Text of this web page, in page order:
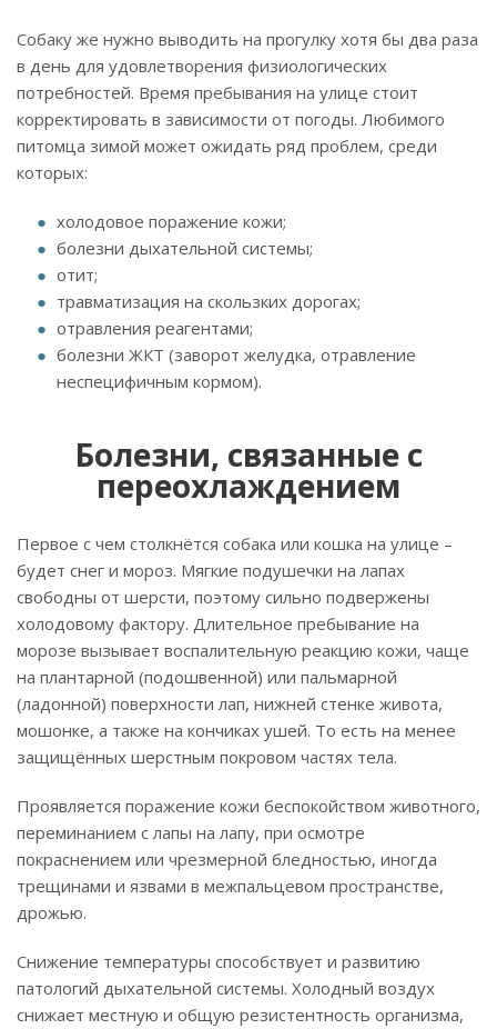
Собаку же нужно выводить на прогулку хотя бы два раза
в день для удовлетворения физиологических
потребностей. Время пребывания на улице стоит
корректировать в зависимости от погоды. Любимого
питомца зимой может ожидать ряд проблем, среди
которых:
холодовое поражение кожи;
болезни дыхательной системы;
отит;
травматизация на скользких дорогах;
отравления реагентами;
болезни ЖКТ (заворот желудка, отравление
неспецифичным кормом).
Болезни, связанные с
переохлаждением
Первое с чем столкнётся собака или кошка на улице –
будет снег и мороз. Мягкие подушечки на лапах
свободны от шерсти, поэтому сильно подвержены
холодовому фактору. Длительное пребывание на
морозе вызывает воспалительную реакцию кожи, чаще
на плантарной (подошвенной) или пальмарной
(ладонной) поверхности лап, нижней стенке живота,
мошонке, а также на кончиках ушей. То есть на менее
защищённых шерстным покровом частях тела.
Проявляется поражение кожи беспокойством животного,
переминанием с лапы на лапу, при осмотре
покраснением или чрезмерной бледностью, иногда
трещинами и язвами в межпальцевом пространстве,
дрожью.
Снижение температуры способствует и развитию
патологий дыхательной системы. Холодный воздух
снижает местную и общую резистентность организма,